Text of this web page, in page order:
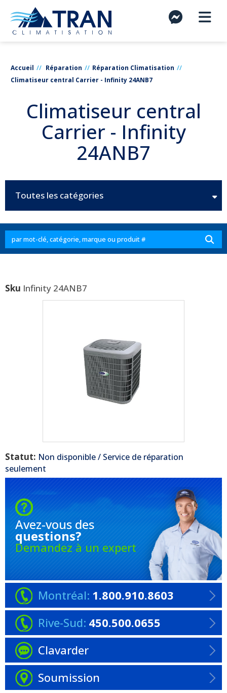
Accueil Réparation
Réparation Climatisation
Climatiseur central Carrier - Infinity 24ANB7
Climatiseur central
Carrier - Infinity
24ANB7
Toutes les catégories
Sku Infinity 24ANB7
Statut: Non disponible / Service de réparation
seulement
Avez-vous des
questions?
Demandez à un expert
Montréal: 1.800.910.8603
Rive-Sud: 450.500.0655
Clavarder
Soumission